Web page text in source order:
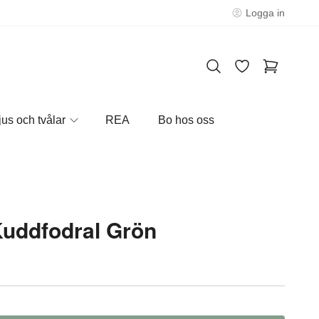
Logga in
och tvålar REA Bo hos oss
Grön